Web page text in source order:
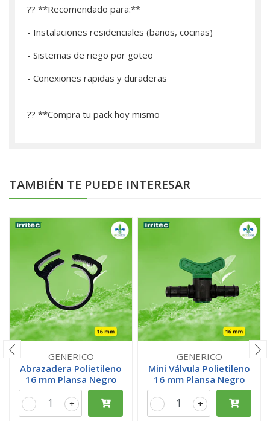
?? **Recomendado para:**
- Instalaciones residenciales (baños, cocinas)
- Sistemas de riego por goteo
- Conexiones rapidas y duraderas
?? **­Compra tu pack hoy mismo
TAMBIÉN TE PUEDE INTERESAR
GENERICO
Abrazadera Polietileno
16 mm Plansa Negro
+
-
GENERICO
Mini Válvula Polietileno
16 mm Plansa Negro
+
-